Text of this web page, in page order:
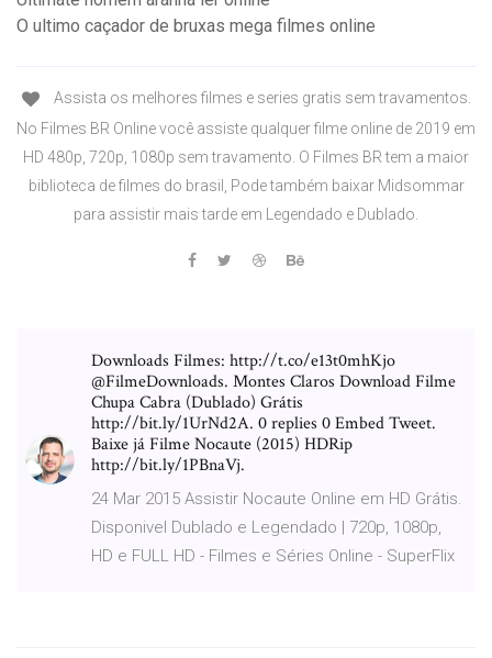
O ultimo caçador de bruxas mega filmes online
Assista os melhores filmes e series gratis sem travamentos.
No Filmes BR Online você assiste qualquer filme online de 2019 em
HD 480p, 720p, 1080p sem travamento. O Filmes BR tem a maior
biblioteca de filmes do brasil, Pode também baixar Midsommar
para assistir mais tarde em Legendado e Dublado.
Downloads Filmes: http://t.co/e13t0mhKjo
@FilmeDownloads. Montes Claros Download Filme
Chupa Cabra (Dublado) Grátis
http://bit.ly/1UrNd2A. 0 replies 0 Embed Tweet.
Baixe já Filme Nocaute (2015) HDRip
http://bit.ly/1PBnaVj.
24 Mar 2015 Assistir Nocaute Online em HD Grátis.
Disponivel Dublado e Legendado | 720p, 1080p,
HD e FULL HD - Filmes e Séries Online - SuperFlix